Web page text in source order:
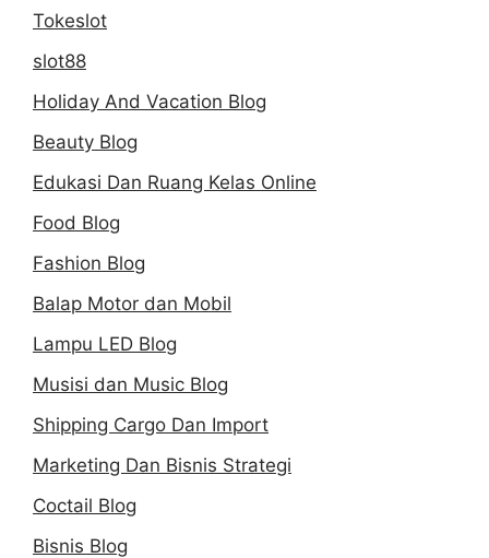
Tokeslot
slot88
Holiday And Vacation Blog
Beauty Blog
Edukasi Dan Ruang Kelas Online
Food Blog
Fashion Blog
Balap Motor dan Mobil
Lampu LED Blog
Musisi dan Music Blog
Shipping Cargo Dan Import
Marketing Dan Bisnis Strategi
Coctail Blog
Bisnis Blog